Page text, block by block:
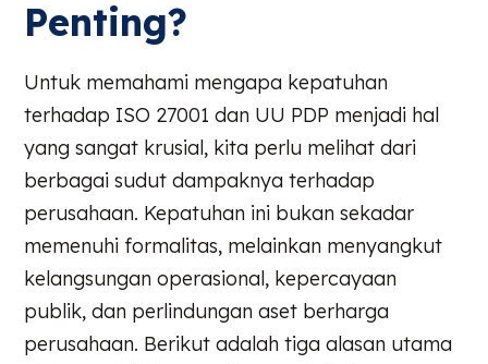
Penting?
Untuk memahami mengapa kepatuhan
terhadap ISO 27001 dan UU PDP menjadi hal
yang sangat krusial, kita perlu melihat dari
berbagai sudut dampaknya terhadap
perusahaan. Kepatuhan ini bukan sekadar
memenuhi formalitas, melainkan menyangkut
kelangsungan operasional, kepercayaan
publik, dan perlindungan aset berharga
perusahaan. Berikut adalah tiga alasan utama